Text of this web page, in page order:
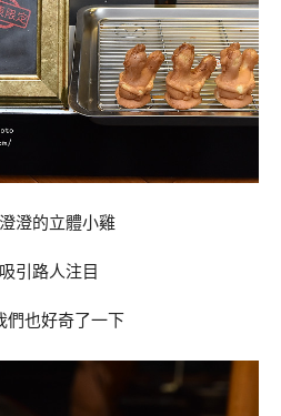
澄的立體小雞
引路人注目
們也好奇了一下